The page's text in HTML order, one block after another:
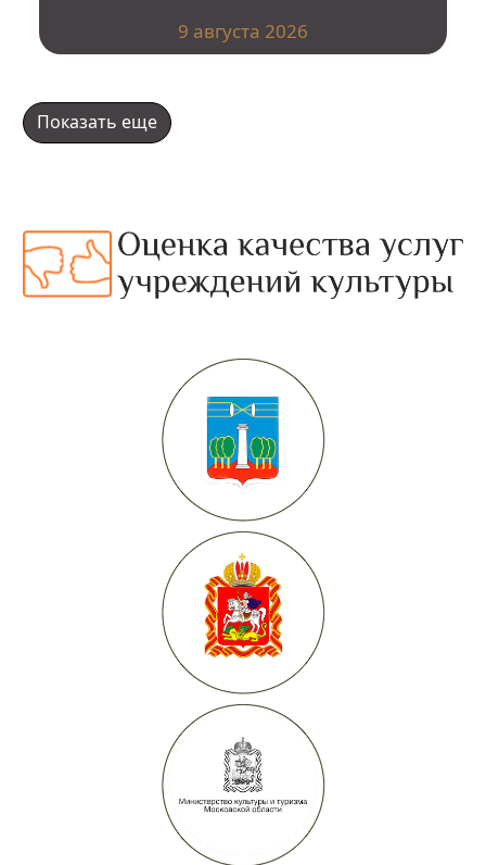
9 августа 2026
Показать еще